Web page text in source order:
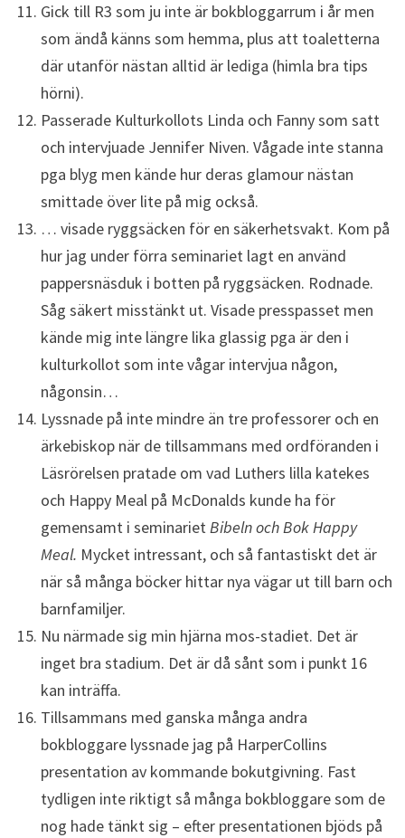
Gick till R3 som ju inte är bokbloggarrum i år men
som ändå känns som hemma, plus att toaletterna
där utanför nästan alltid är lediga (himla bra tips
hörni).
Passerade Kulturkollots Linda och Fanny som satt
och intervjuade Jennifer Niven. Vågade inte stanna
pga blyg men kände hur deras glamour nästan
smittade över lite på mig också.
… visade ryggsäcken för en säkerhetsvakt. Kom på
hur jag under förra seminariet lagt en använd
pappersnäsduk i botten på ryggsäcken. Rodnade.
Såg säkert misstänkt ut. Visade presspasset men
kände mig inte längre lika glassig pga är den i
kulturkollot som inte vågar intervjua någon,
någonsin…
Lyssnade på inte mindre än tre professorer och en
ärkebiskop när de tillsammans med ordföranden i
Läsrörelsen pratade om vad Luthers lilla katekes
och Happy Meal på McDonalds kunde ha för
gemensamt i seminarietBibeln och Bok Happy
Meal. Mycket intressant, och så fantastiskt det är
när så många böcker hittar nya vägar ut till barn och
barnfamiljer.
Nu närmade sig min hjärna mos-stadiet. Det är
inget bra stadium. Det är då sånt som i punkt 16
kan inträffa.
Tillsammans med ganska många andra
bokbloggare lyssnade jag på HarperCollins
presentation av kommande bokutgivning. Fast
tydligen inte riktigt så många bokbloggare som de
nog hade tänkt sig – efter presentationen bjöds på